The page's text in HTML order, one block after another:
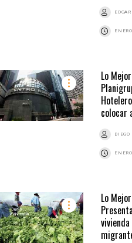
Lo
colocar
DIEGO
Lo